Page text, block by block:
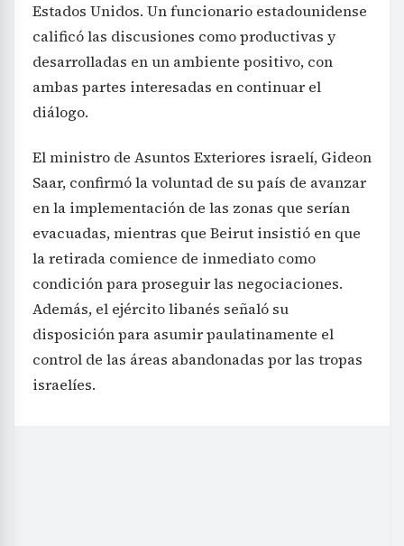
Estados Unidos. Un funcionario estadounidense
calificó las discusiones como productivas y
desarrolladas en un ambiente positivo, con
ambas partes interesadas en continuar el
diálogo.
El ministro de Asuntos Exteriores israelí, Gideon
Saar, confirmó la voluntad de su país de avanzar
en la implementación de las zonas que serían
evacuadas, mientras que Beirut insistió en que
la retirada comience de inmediato como
condición para proseguir las negociaciones.
Además, el ejército libanés señaló su
disposición para asumir paulatinamente el
control de las áreas abandonadas por las tropas
israelíes.